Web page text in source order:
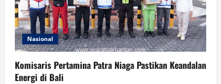
Nasional
Komisaris Pertamina Patra Niaga Pastikan Keandalan
Energi di Bali